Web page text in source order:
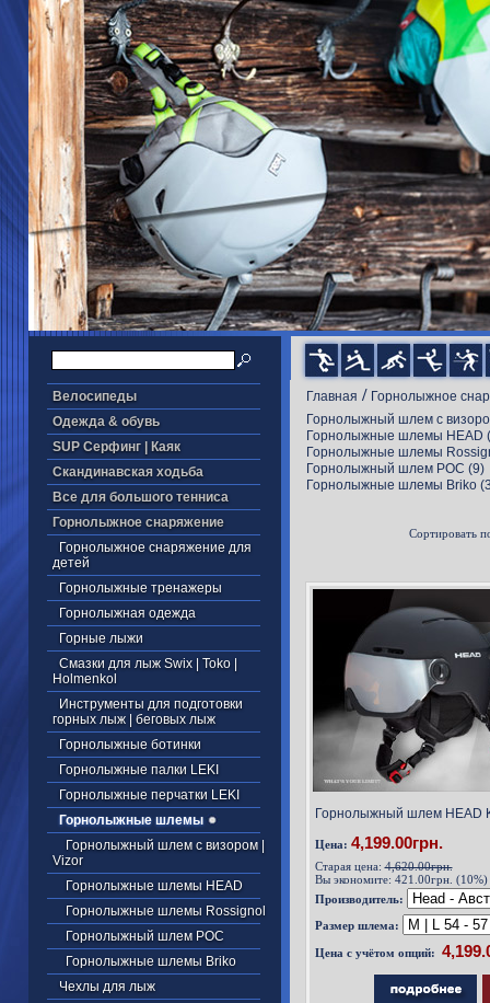
Велосипеды
Одежда & обувь
SUP Серфинг | Каяк
Скандинавская ходьба
Все для большого тенниса
Горнолыжное снаряжение
Горнолыжное снаряжение для
детей
Горнолыжные тренажеры
Горнолыжная одежда
Горные лыжи
Смазки для лыж Swix | Toko |
Holmenkol
Инструменты для подготовки
горных лыж | беговых лыж
Горнолыжные ботинки
Горнолыжные палки LEKI
Горнолыжные перчатки LEKI
Горнолыжные шлемы
Горнолыжный шлем с визором |
Vizor
Горнолыжные шлемы HEAD
Горнолыжные шлемы Rossignol
Горнолыжный шлем POC
Горнолыжные шлемы Briko
Чехлы для лыж
Главная / Горнолыжное
Горнолыжный шлем с
Горнолыжные шлемы HEAD
Горнолыжные шлемы
Горнолыжный шлем POC (9)
Горнолыжные шлемы Briko
Сортировать
Горнолыжный шлем HEAD
Цена: 4,199.00грн.
Старая цена:4,620.00грн.
Вы экономите: 421.00грн. (10%)
Производитель:
Размер шлема:
Цена с учётом опций: